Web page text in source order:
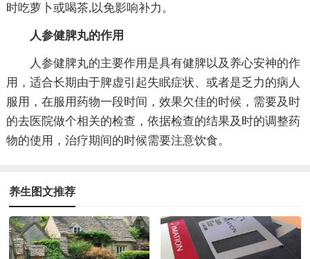
时吃萝卜或喝茶,以免影响补力。
人参健脾丸的作用
人参健脾丸的主要作用是具有健脾以及养心安神的作
用，适合长期由于脾虚引起失眠症状、或者是乏力的病人
服用，在服用药物一段时间，效果欠佳的时候，需要及时
的去医院做个相关的检查，依据检查的结果及时的调整药
物的使用，治疗期间的时候需要注意饮食。
养生图文推荐